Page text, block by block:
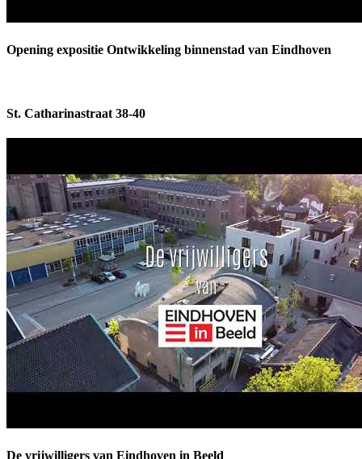
Opening expositie Ontwikkeling binnenstad van Eindhoven
St. Catharinastraat 38-40
De vrijwilligers van Eindhoven in Beeld